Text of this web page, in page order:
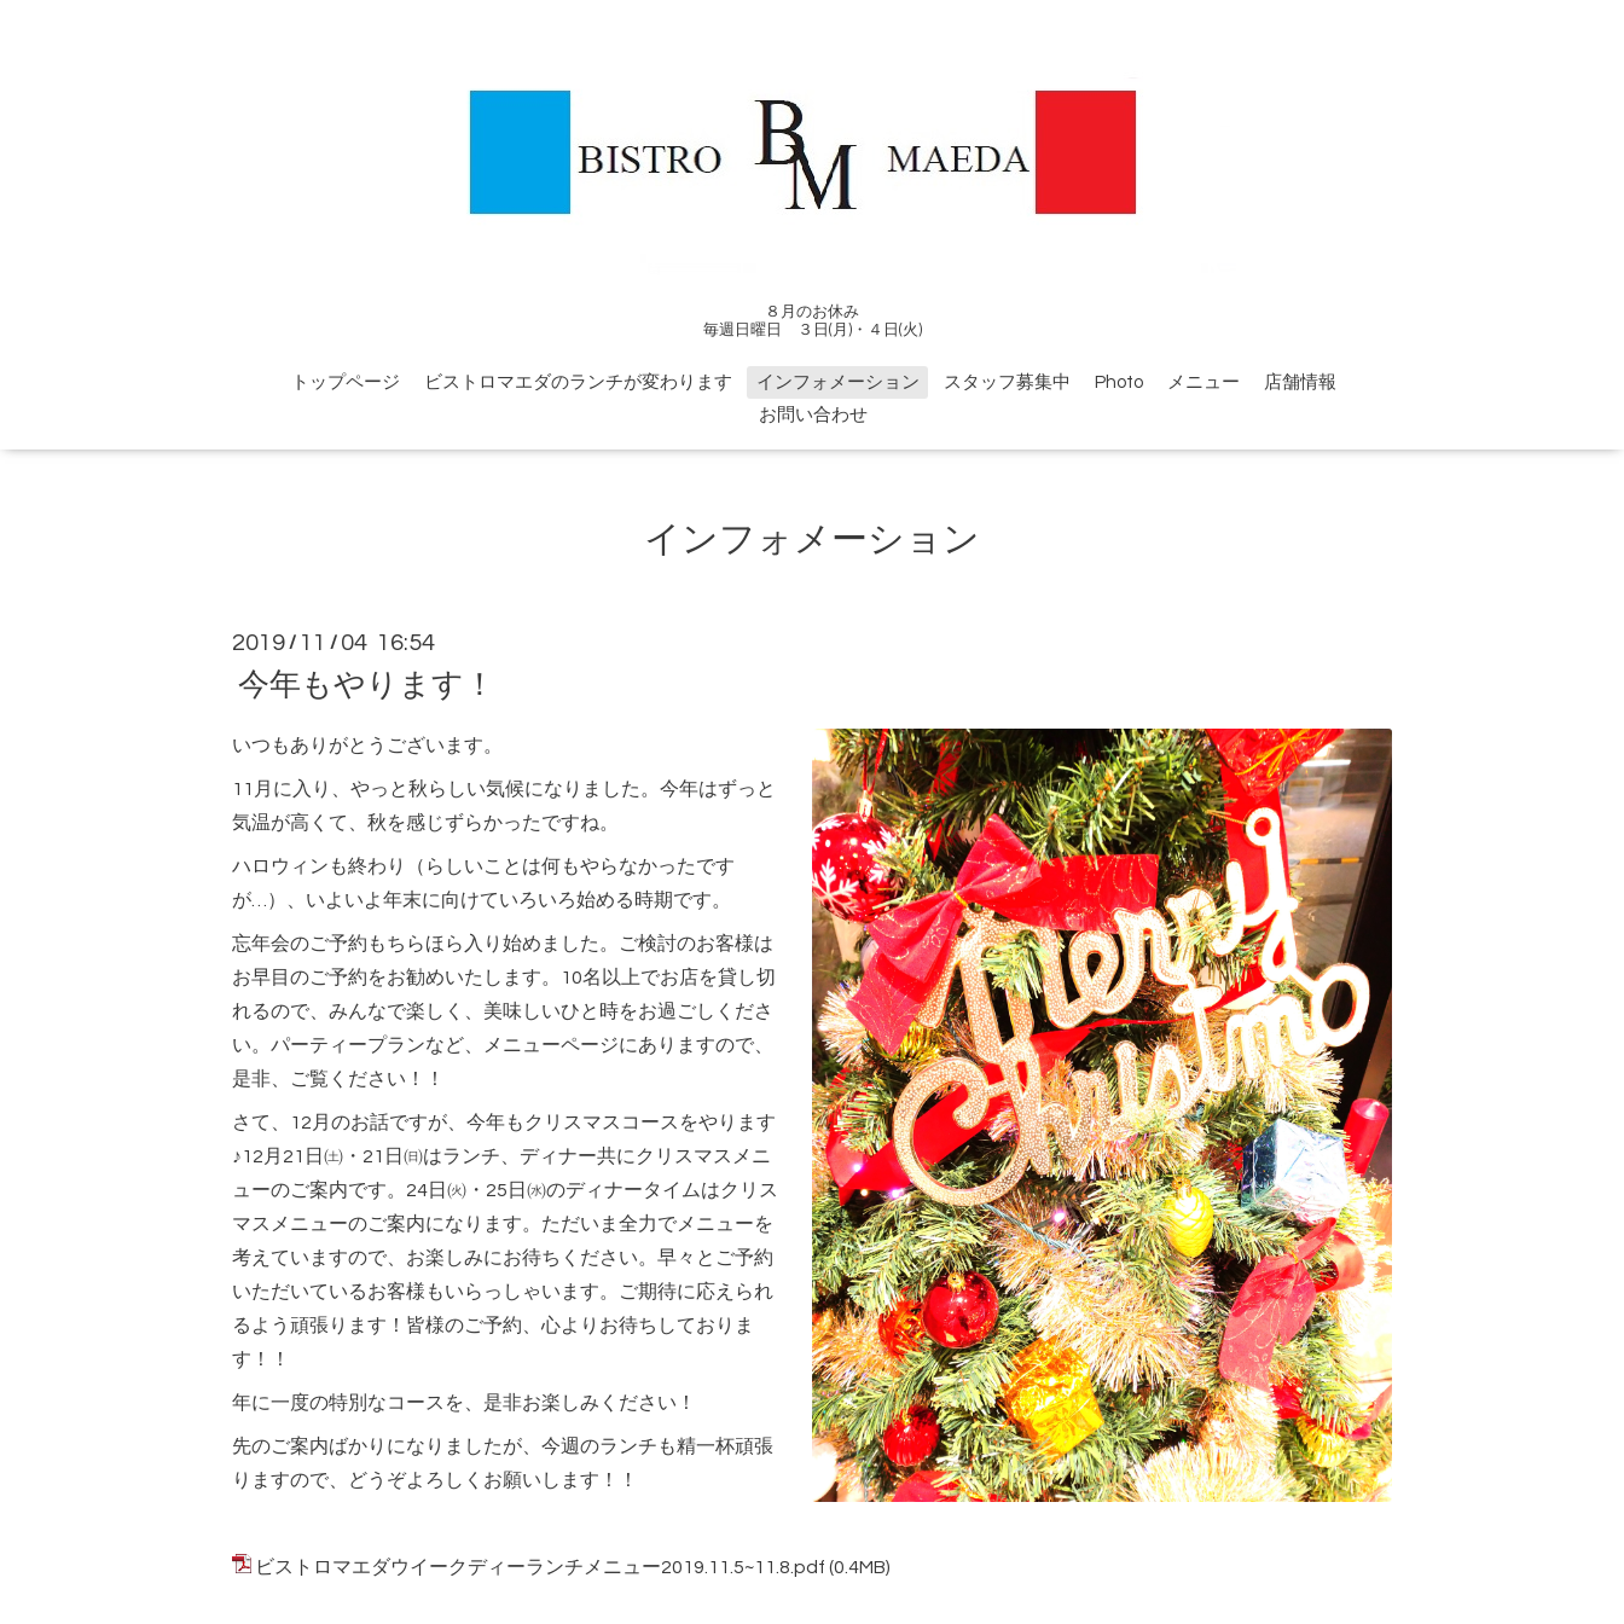
８月のお休み
毎週日曜日 ３日(月)・４日(火)
トップページ ビストロマエダのランチが変わります インフォメーション スタッフ募集中 Photo メニュー
店舗情報
お問い合わせ
インフォメーション
2019 / 11 / 04 16:54
今年もやります！
いつもありがとうございます。
11月に入り、やっと秋らしい気候になりました。今年はずっと
気温が高くて、秋を感じずらかったですね。
ハロウィンも終わり（らしいことは何もやらなかったです
が…）、いよいよ年末に向けていろいろ始める時期です。
忘年会のご予約もちらほら入り始めました。ご検討のお客様は
お早目のご予約をお勧めいたします。10名以上でお店を貸し切
れるので、みんなで楽しく、美味しいひと時をお過ごしくださ
い。パーティープランなど、メニューページにありますので、
是非、ご覧ください！！
さて、12月のお話ですが、今年もクリスマスコースをやります
♪12月21日㈯・21日㈰はランチ、ディナー共にクリスマスメニ
ューのご案内です。24日㈫・25日㈬のディナータイムはクリス
マスメニューのご案内になります。ただいま全力でメニューを
考えていますので、お楽しみにお待ちください。早々とご予約
いただいているお客様もいらっしゃいます。ご期待に応えられ
るよう頑張ります！皆様のご予約、心よりお待ちしておりま
す！！
年に一度の特別なコースを、是非お楽しみください！
先のご案内ばかりになりましたが、今週のランチも精一杯頑張
りますので、どうぞよろしくお願いします！！
ビストロマエダウイークディーランチメニュー2019.11.5~11.8.pdf (0.4MB)